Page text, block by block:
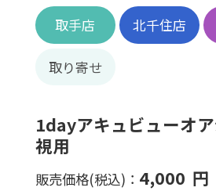
取手店 北千住店
取り寄せ
1dayアキュビューオ
視用
販売価格(税込)： 4,000 円